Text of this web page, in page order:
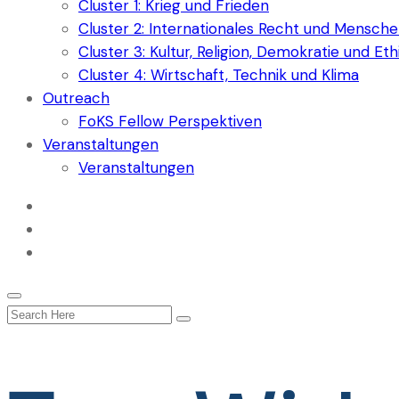
Cluster 1: Krieg und Frieden
Cluster 2: Internationales Recht und
Cluster 3: Kultur, Religion, Demokratie und
Cluster 4: Wirtschaft, Technik und Klima
Outreach
FoKS Fellow Perspektiven
Veranstaltungen
Veranstaltungen